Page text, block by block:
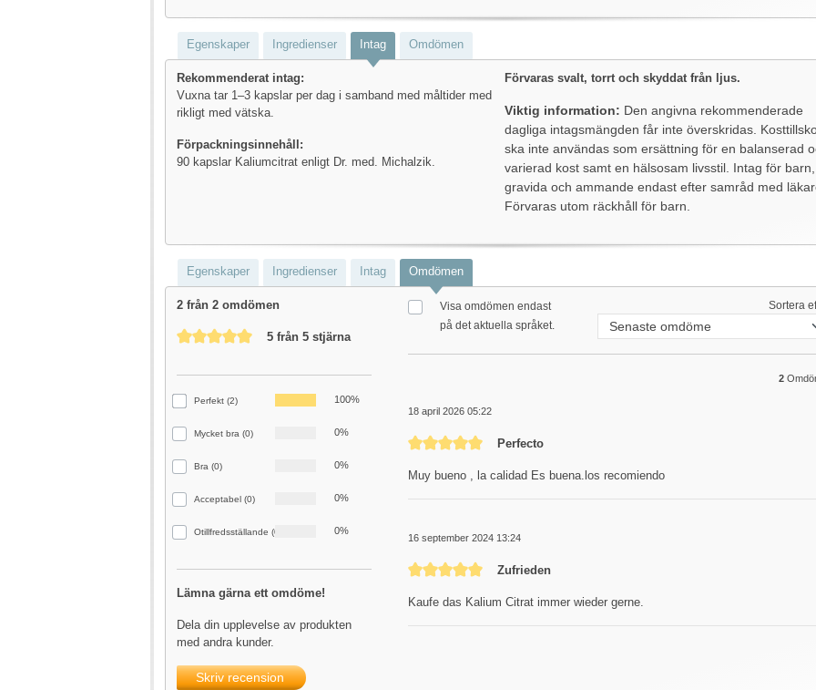
Egenskaper Ingredienser Intag Omdömen
Rekommenderat intag:
Vuxna tar 1–3 kapslar per dag i samband med måltider med
rikligt med vätska.
Förpackningsinnehåll:
90 kapslar Kaliumcitrat enligt Dr. med. Michalzik.
Förvaras svalt, torrt och skyddat från ljus.
Viktig information: Den angivna rekommenderade
dagliga intagsmängden får inte överskridas.
ska inte användas som ersättning för en balanserad
varierad kost samt en hälsosam livsstil. Intag för barn,
gravida och ammande endast efter samråd med
Förvaras utom räckhåll för barn.
Egenskaper Ingredienser Intag Omdömen
2 från 2 omdömen
Genomsnittligt betyg på 5 av 5 stjärnor
5 från 5 stjärna
Perfekt (2) 100%
Mycket bra (0) 0%
Bra (0) 0%
Acceptabel (0) 0%
Otillfredsställande (0) 0%
Lämna gärna ett omdöme!
Dela din upplevelse av produkten
med andra kunder.
Skriv recension
Visa omdömen endast
på det aktuella språket.
Sortera
2
18 april 2026 05:22
Recension med betyg på 5 av 5 stjärnor
Perfecto
Muy bueno , la calidad Es buena.los recomiendo
16 september 2024 13:24
Recension med betyg på 5 av 5 stjärnor
Zufrieden
Kaufe das Kalium Citrat immer wieder gerne.